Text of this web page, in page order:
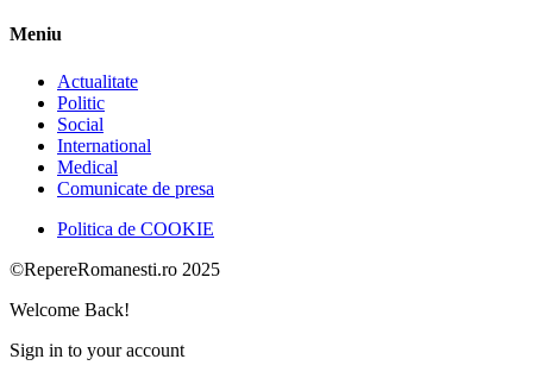
Meniu
Actualitate
Politic
Social
International
Medical
Comunicate de presa
Politica de COOKIE
©RepereRomanesti.ro 2025
Welcome Back!
Sign in to your account